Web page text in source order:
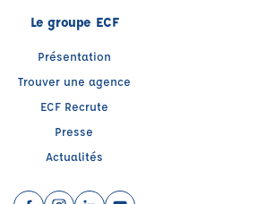
Le groupe ECF
Présentation
Trouver une agence
ECF Recrute
Presse
Actualités